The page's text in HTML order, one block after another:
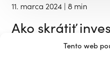
Tento web
11. marca 2024 | 8 min
Ako skrátiť
dní na hodiny